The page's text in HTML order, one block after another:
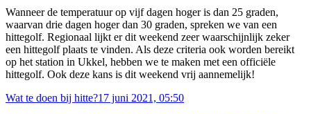
Wanneer de temperatuur op vijf dagen hoger is dan 25 graden,
waarvan drie dagen hoger dan 30 graden, spreken we van een
hittegolf. Regionaal lijkt er dit weekend zeer waarschijnlijk zeker
een hittegolf plaats te vinden. Als deze criteria ook worden bereikt
op het station in Ukkel, hebben we te maken met een officiële
hittegolf. Ook deze kans is dit weekend vrij aannemelijk!
Wat te doen bij hitte?17 juni 2021, 05:50